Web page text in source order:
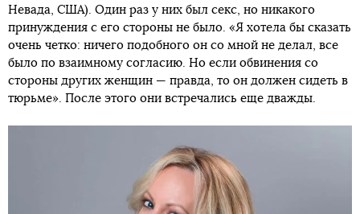
Невада, США). Один раз у них был секс, но никакого
принуждения с его стороны не было. «Я хотела бы сказать
очень четко: ничего подобного он со мной не делал, все
было по взаимному согласию. Но если обвинения со
стороны других женщин — правда, то он должен сидеть в
тюрьме». После этого они встречались еще дважды.